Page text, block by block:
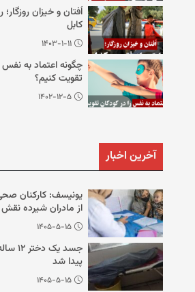
اُفتان و خیزان روزگار؛
کابل
۱۴۰۳-۱-۱۱
چگونه اعتماد به نفس
تقویت کنیم؟
۱۴۰۲-۱۲-۵
آخرین اخبار
یونیسف: کارکنان
از مادران شیرده
۱۴۰۵-۵-۱۵
جسد یک
پیدا شد
۱۴۰۵-۵-۱۵